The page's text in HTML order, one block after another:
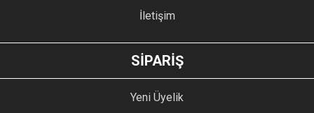
İletişim
SİPARİŞ
Yeni Üyelik